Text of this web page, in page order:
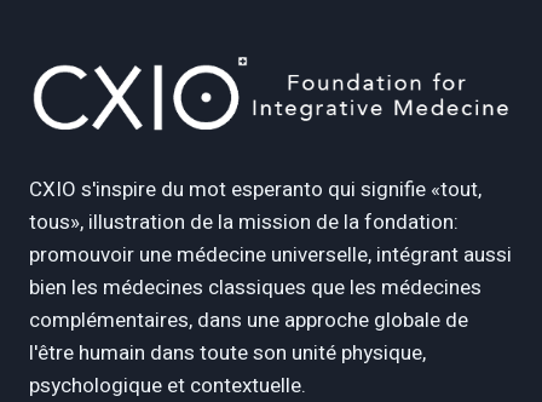
CXIO s'inspire du mot esperanto qui signifie «tout,
tous», illustration de la mission de la fondation:
promouvoir une médecine universelle, intégrant aussi
bien les médecines classiques que les médecines
complémentaires, dans une approche globale de
l'être humain dans toute son unité physique,
psychologique et contextuelle.